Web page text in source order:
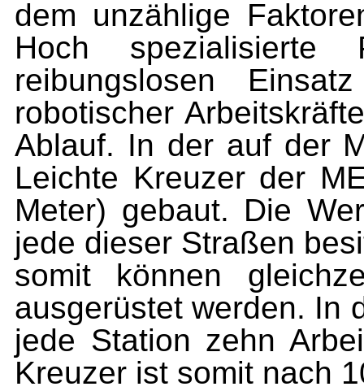
dem unzählige
Hoch
reibungslosen
robotischer
Ablauf. In der auf der
Leichte Kreuzer der
Meter) gebaut. Die
jede dieser Straßen
somit können
ausgerüstet werden. In
jede Station zehn
Kreuzer ist somit nach